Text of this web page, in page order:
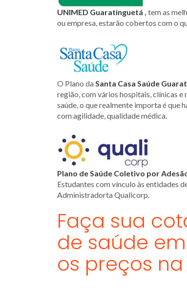
UNIMED Guaratinguetá , tem as
ou empresa, estarão cobertos com o
O Plano daSanta Casa Saúde
região, com vários hospitais, clínicas
saúde, o que realmente importa é que
com agilidade, qualidade médica.
Plano de Saúde Coletivo por
Estudantes com vínculo às entidades
Administradorta Qualicorp.
Faça sua
de saúde em
os preços